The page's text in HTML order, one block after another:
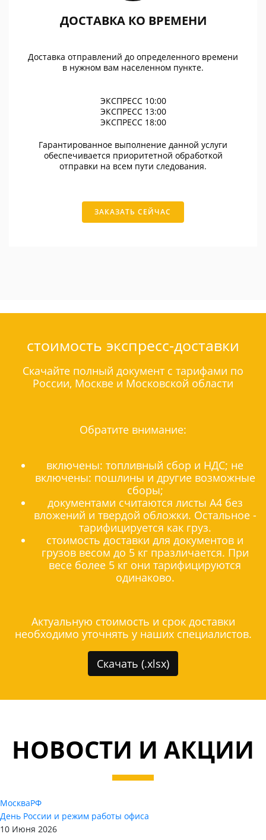
ДОСТАВКА КО ВРЕМЕНИ
Доставка отправлений до определенного времени
в нужном вам населенном пункте.
ЭКСПРЕСС 10:00
ЭКСПРЕСС 13:00
ЭКСПРЕСС 18:00
Гарантированное выполнение данной услуги
обеспечивается приоритетной обработкой
отправки на всем пути следования.
ЗАКАЗАТЬ СЕЙЧАС
стоимость экспресс-доставки
Скачайте полный документ с тарифами по
России, Москве и Московской области
Обратите внимание:
включены: топливный сбор и НДС; не
включены: пошлины и другие возможные
сборы;
документами считаются листы А4 без
вложений и твердой обложки. Остальное -
тарифицируется как груз.
стоимость доставки для документов и
грузов весом до 5 кг празличается. При
весе более 5 кг они тарифицируются
одинаково.
Актуальную стоимость и срок доставки
необходимо уточнять у наших специалистов.
Скачать (.xlsx)
НОВОСТИ И АКЦИИ
МоскваРФ
День России и режим работы офиса
10 Июня 2026